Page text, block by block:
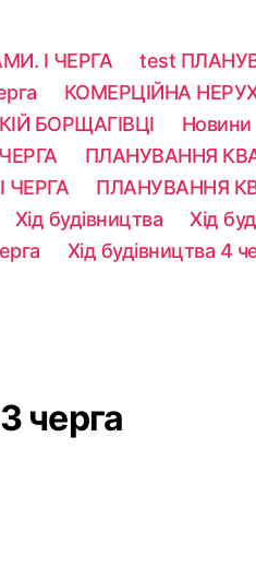
I ЧЕРГА
test
КОМЕРЦІЙНА
БОРЩАГІВЦІ Новини
ПЛАНУВАННЯ
ПЛАНУВАННЯ
Хід будівництва
Хід
Хід будівництва 4
черга